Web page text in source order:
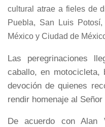
cultural atrae a fieles de
Puebla, San Luis
México y Ciudad de
Las peregrinaciones
caballo, en
devoción de quienes
rendir homenaje al
De acuerdo con Alan